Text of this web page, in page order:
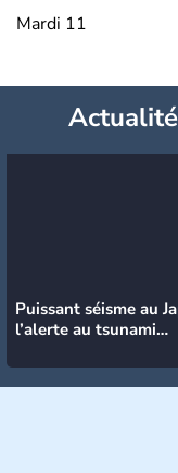
Mardi 11
Puissant séisme au
l’alerte au tsunami